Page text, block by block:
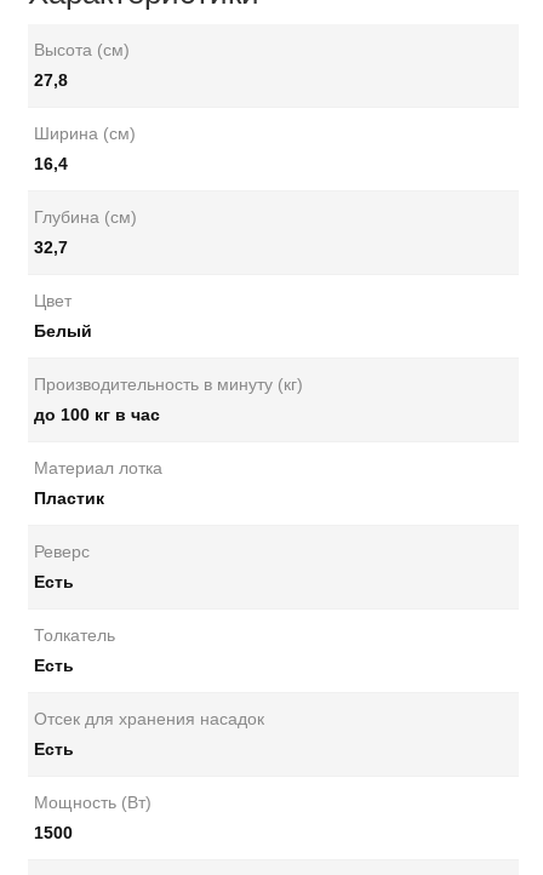
Высота (см)
27,8
Ширина (см)
16,4
Глубина (см)
32,7
Цвет
Белый
Производительность в минуту (кг)
до 100 кг в час
Материал лотка
Пластик
Реверс
Есть
Толкатель
Есть
Отсек для хранения насадок
Есть
Мощность (Вт)
1500